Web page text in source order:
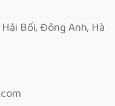
Bối, Đông Anh, Hà